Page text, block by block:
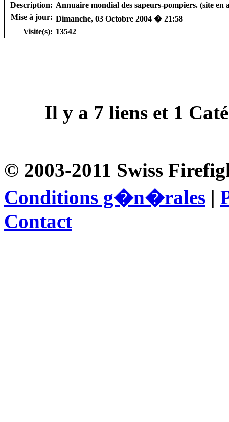
Description: Annuaire mondial des sapeurs-pompiers. (site en
Mise à jour: Dimanche, 03 Octobre 2004 � 21:58
Visite(s): 13542
Il y a 7 liens et 1
© 2003-2011 Swiss
Conditions g�n�rales |
Contact